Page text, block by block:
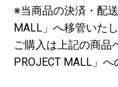
※当商品の決済・配
MALL」へ移管いたし
ご購入は上記の商品
PROJECT MALL」